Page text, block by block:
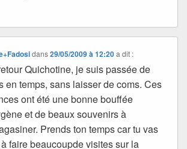
dans29/05/2009 à 12:20 a dit :
Quichotine, je suis passée de
en temps, sans laisser de coms. Ces
ont été une bonne bouffée
et de beaux souvenirs à
Prends ton temps car tu vas
faire beaucoupde visites sur la